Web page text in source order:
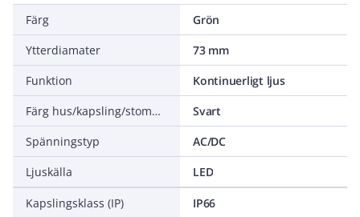
Färg
Grön
Ytterdiamater
73 mm
Funktion
Kontinuerligt ljus
Färg hus/kapsling/stomme
Svart
Spänningstyp
AC/DC
Ljuskälla
LED
Kapslingsklass (IP)
IP66